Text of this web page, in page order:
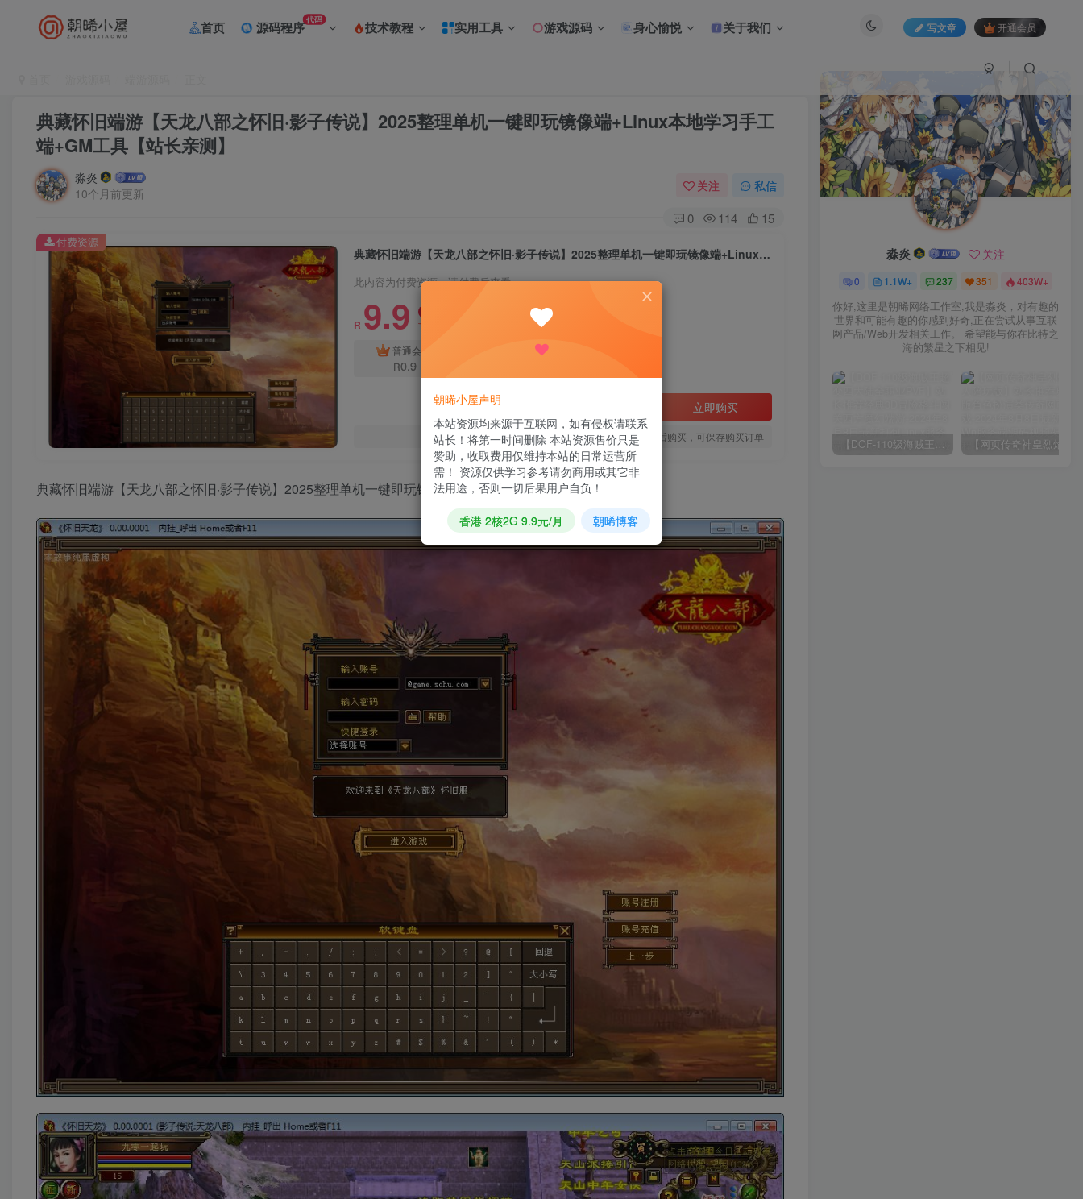
首页 源码程序代码 技术教程 实用工具 游戏源码 身心愉悦 关于我们 写文章 开通会员
典藏怀旧端游【天龙八部之怀旧·影子传说】2025整理单机一键即玩镜像端+Linux本地学习手工
端+GM工具【站长亲测】
淼炎
10个月前更新
关注 私信
0 114 15
典藏怀旧端游【天龙八部之怀旧·影子传说】2025整理单机一键即玩镜像端+Linux本地学习手工端+GM工具【站长亲测】
此内容为付费资源，请付费后查看
R 9.9 R
普通会员
R0.9
免费
立即购买
您当前未登录！建议登陆后购买，可保存购买订单
付费资源
典藏怀旧端游【天龙八部之怀旧·影子传说】2025整理单机一键即玩镜像端+Linux本地学习手工端+GM工具
淼炎 关注
0 1.1W+ 237 351 403W+
你好,这里是朝晞网络工作室,我是淼炎，对有趣的
世界和可能有趣的你感到好奇,正在尝试从事互联
网产品/Web开发相关工作。 希望能与你在比特之
海的繁星之下相见!
【DOF-110级海贼王超变四大陆全职业PVF】站长推荐经典3D冒险格斗闯关西方魔幻端游-2024年8月8日最新打包Linux服务端源码视频架设教程-等级补丁-配套完整客户端！
朝晞小屋声明
本站资源均来源于互联网，如有侵权请联系
站长！将第一时间删除 本站资源售价只是
赞助，收取费用仅维持本站的日常运营所
需！ 资源仅供学习参考请勿商用或其它非
法用途，否则一切后果用户自负！
香港 2核2G 9.9元/月 朝晞博客